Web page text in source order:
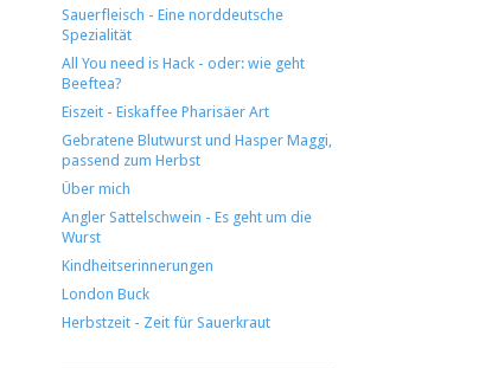
Sauerfleisch - Eine norddeutsche
Spezialität
All You need is Hack - oder: wie geht
Beeftea?
Eiszeit - Eiskaffee Pharisäer Art
Gebratene Blutwurst und Hasper Maggi,
passend zum Herbst
Über mich
Angler Sattelschwein - Es geht um die
Wurst
Kindheitserinnerungen
London Buck
Herbstzeit - Zeit für Sauerkraut